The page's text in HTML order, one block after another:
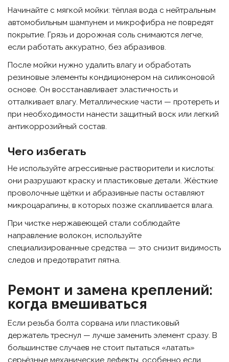
Начинайте с мягкой мойки: тёплая вода с нейтральным
автомобильным шампунем и микрофибра не повредят
покрытие. Грязь и дорожная соль снимаются легче,
если работать аккуратно, без абразивов.
После мойки нужно удалить влагу и обработать
резиновые элементы кондиционером на силиконовой
основе. Он восстанавливает эластичность и
отталкивает влагу. Металлические части — протереть и
при необходимости нанести защитный воск или легкий
антикоррозийный состав.
Чего избегать
Не используйте агрессивные растворители и кислоты:
они разрушают краску и пластиковые детали. Жёсткие
проволочные щётки и абразивные пасты оставляют
микроцарапины, в которых позже скапливается влага.
При чистке нержавеющей стали соблюдайте
направление волокон, используйте
специализированные средства — это снизит видимость
следов и предотвратит пятна.
Ремонт и замена креплений:
когда вмешиваться
Если резьба болта сорвана или пластиковый
держатель треснул — лучше заменить элемент сразу. В
большинстве случаев не стоит пытаться «латать»
серьёзные механические дефекты, особенно если